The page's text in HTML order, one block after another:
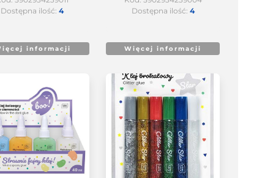
Dostępna ilość:4
informacji
Dostępna ilość: 4
Więcej informacji